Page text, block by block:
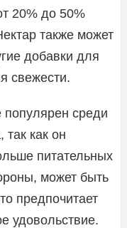
20% до 50%
также может
добавки для
свежести.
популярен среди
так как он
питательных
может быть
предпочитает
удовольствие.